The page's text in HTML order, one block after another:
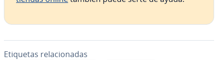
Etiquetas re­la­cio­na­das